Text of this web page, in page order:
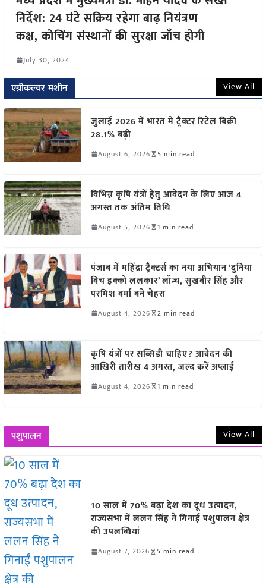
निर्देश: 24 घंटे सक्रिय रहेगा बाढ़ नियंत्रण
कक्ष, कोचिंग संस्थानों की सुरक्षा जाँच होगी
July 30, 2024
एग्रीकल्चर मशीन View All
जुलाई 2026 में भारत में ट्रैक्टर रिटेल बिक्री
28.1% बढ़ी
August 6, 2026 5 min read
विभिन्न कृषि यंत्रों हेतु आवेदन के लिए आज 4
अगस्त तक अंतिम तिथि
August 5, 2026 1 min read
पंजाब में महिंद्रा ट्रैक्टर्स का नया अभियान ‘दुनिया
विच इक्को ललकार’ लॉन्च, सुखबीर सिंह और
परमिश वर्मा बने चेहरा
August 4, 2026 2 min read
कृषि यंत्रों पर सब्सिडी चाहिए? आवेदन की
आखिरी तारीख 4 अगस्त, जल्द करें अप्लाई
August 4, 2026 1 min read
पशुपालन View All
10 साल में 70% बढ़ा देश का दूध उत्पादन,
राज्यसभा में ललन सिंह ने गिनाईं पशुपालन क्षेत्र
की उपलब्धियां
August 7, 2026 5 min read